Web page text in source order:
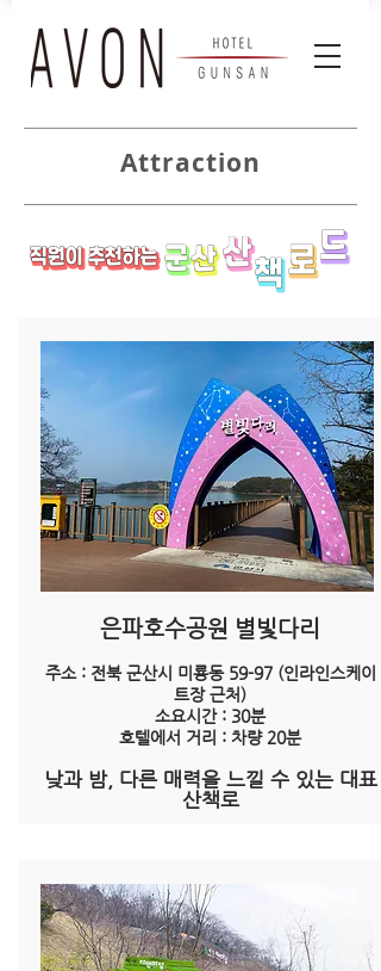
Attraction
은파호수공원 별빛다리
주소 : 전북 군산시 미룡동 59-97 (인라인스케이
트장 근처)
소요시간 : 30분
호텔에서 거리 : 차량 20분
낮과 밤, 다른 매력을 느낄 수 있는 대표
산책로